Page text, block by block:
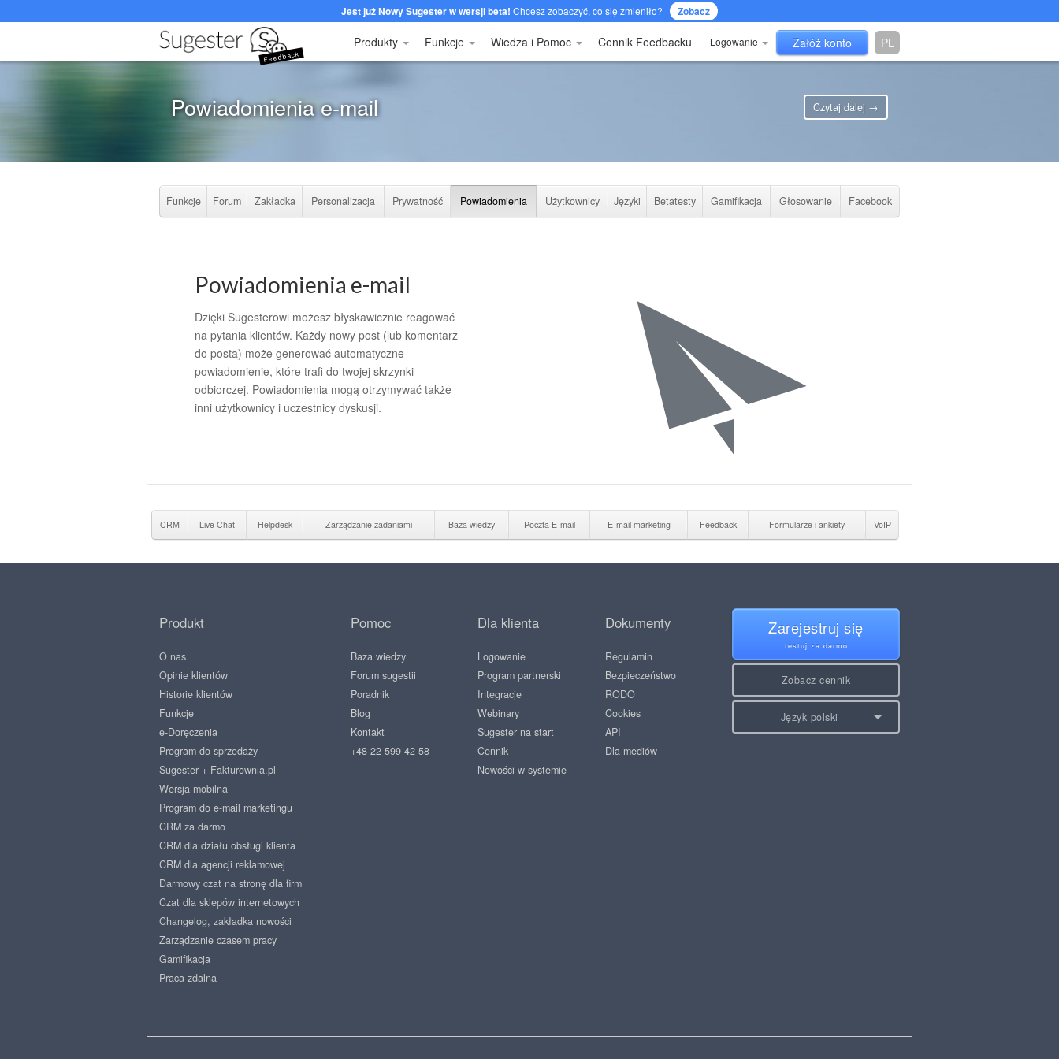
Jest już Nowy Sugester w wersji beta! Chcesz zobaczyć, co się zmieniło? Zobacz
Feedback
Załóż konto PL
Produkty Funkcje Wiedza i Pomoc Cennik Feedbacku Logowanie
Powiadomienia e-mail Czytaj dalej →
Funkcje Forum Zakładka Personalizacja Prywatność Powiadomienia Użytkownicy Języki Betatesty Gamifikacja Głosowanie Facebook
Powiadomienia e-mail
Dzięki Sugesterowi możesz błyskawicznie reagować
na pytania klientów. Każdy nowy post (lub komentarz
do posta) może generować automatyczne
powiadomienie, które trafi do twojej skrzynki
odbiorczej. Powiadomienia mogą otrzymywać także
inni użytkownicy i uczestnicy dyskusji.
CRM Live Chat Helpdesk Zarządzanie zadaniami Baza wiedzy Poczta E-mail E-mail marketing Feedback Formularze i ankiety VoIP
Produkt
O nas
Opinie klientów
Historie klientów
Funkcje
e-Doręczenia
Program do sprzedaży
Sugester + Fakturownia.pl
Wersja mobilna
Program do e-mail marketingu
CRM za darmo
CRM dla działu obsługi klienta
CRM dla agencji reklamowej
Darmowy czat na stronę dla firm
Czat dla sklepów internetowych
Changelog, zakładka nowości
Zarządzanie czasem pracy
Gamifikacja
Praca zdalna
Pomoc
Baza wiedzy
Forum sugestii
Poradnik
Blog
Kontakt
+48 22 599 42 58
Dla klienta
Logowanie
Program partnerski
Integracje
Webinary
Sugester na start
Cennik
Nowości w systemie
Dokumenty
Regulamin
Bezpieczeństwo
RODO
Cookies
API
Dla mediów
Zarejestruj się
testuj za darmo
Zobacz cennik
Język polski